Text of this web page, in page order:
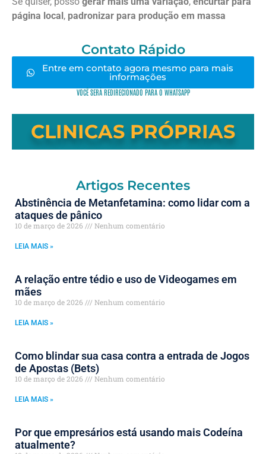
página local, padronizar para produção em massa
Contato Rápido
Entre em contato agora mesmo para mais
informações
VOCÊ SERÁ REDIRECIONADO PARA O WHATSAPP
CLINICAS PRÓPRIAS
Artigos Recentes
Abstinência de Metanfetamina: como lidar com a
ataques de pânico
10 de março de 2026 Nenhum comentário
LEIA MAIS »
A relação entre tédio e uso de Videogames em
mães
10 de março de 2026 Nenhum comentário
LEIA MAIS »
Como blindar sua casa contra a entrada de Jogos
de Apostas (Bets)
10 de março de 2026 Nenhum comentário
LEIA MAIS »
Por que empresários está usando mais Codeína
atualmente?